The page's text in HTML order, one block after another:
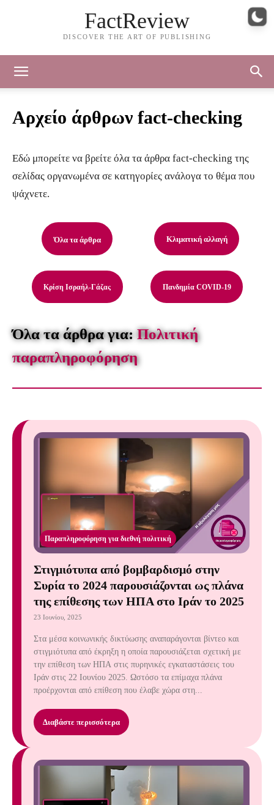
FactReview
DISCOVER THE ART OF PUBLISHING
Αρχείο άρθρων fact-checking
Εδώ μπορείτε να βρείτε όλα τα άρθρα fact-checking της
σελίδας οργανωμένα σε κατηγορίες ανάλογα το θέμα που
ψάχνετε.
Όλα τα άρθρα Κλιματική αλλαγή
Κρίση Ισραήλ-Γάζας Πανδημία COVID-19
Όλα τα άρθρα για:Πολιτική
παραπληροφόρηση
Παραπληροφόρηση για διεθνή πολιτική
Στιγμιότυπα από βομβαρδισμό στην
Συρία το 2024 παρουσιάζονται ως πλάνα
της επίθεσης των ΗΠΑ στο Ιράν το 2025
23 Ιουνίου, 2025
Στα μέσα κοινωνικής δικτύωσης αναπαράγονται βίντεο και
στιγμιότυπα από έκρηξη η οποία παρουσιάζεται σχετική με
την επίθεση των ΗΠΑ στις πυρηνικές εγκαταστάσεις του
Ιράν στις 22 Ιουνίου 2025. Ωστόσο τα επίμαχα πλάνα
προέρχονται από επίθεση που έλαβε χώρα στη...
Διαβάστε περισσότερα